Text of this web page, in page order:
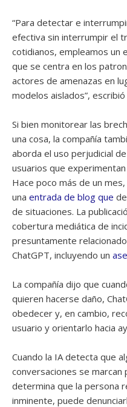
“Para detectar e
efectiva sin interrumpir el
cotidianos, empleamos un
que se centra en los
actores de amenazas en
modelos aislados”,
Si bien monitorear las
una cosa, la compañía
aborda el uso perjudicial
usuarios que
Hace poco más de un
una entrada de blog que
de situaciones. La
cobertura mediática de
presuntamente
ChatGPT, incluyendo un
La compañía dijo que
quieren hacerse daño,
obedecer y, en cambio,
usuario y orientarlo hacia
Cuando la IA detecta que
conversaciones se marcan
determina que la persona
inminente, puede